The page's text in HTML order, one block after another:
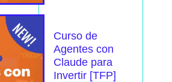
Curso de
Agentes con
Claude para
Invertir [TFP]